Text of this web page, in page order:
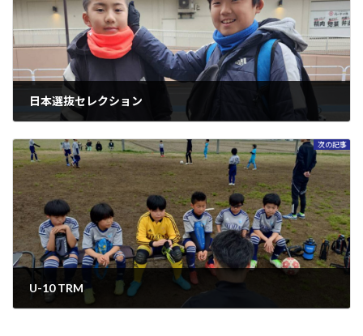
日本選抜セレクション
次の記事
U-10 TRM